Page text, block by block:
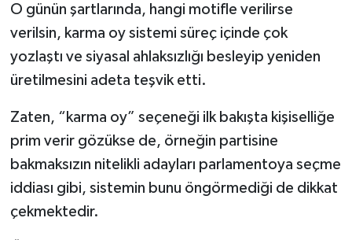
O günün şartlarında, hangi motifle verilirse
verilsin, karma oy sistemi süreç içinde çok
yozlaştı ve siyasal ahlaksızlığı besleyip yeniden
üretilmesini adeta teşvik etti.
Zaten, “karma oy” seçeneği ilk bakışta kişiselliğe
prim verir gözükse de, örneğin partisine
bakmaksızın nitelikli adayları parlamentoya seçme
iddiası gibi, sistemin bunu öngörmediği de dikkat
çekmektedir.